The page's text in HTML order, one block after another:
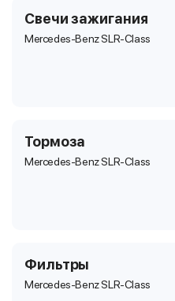
Свечи зажигания
Mercedes-Benz SLR-Class
Тормоза
Mercedes-Benz SLR-Class
Фильтры
Mercedes-Benz SLR-Class